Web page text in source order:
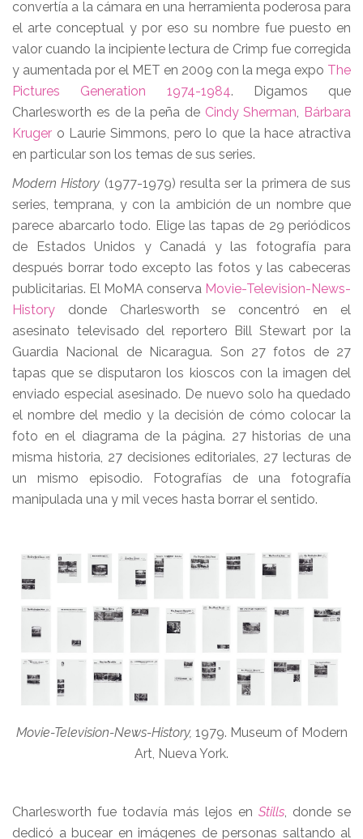
convertía a la cámara en una herramienta poderosa para
el arte conceptual y por eso su nombre fue puesto en
valor cuando la incipiente lectura de Crimp fue corregida
y aumentada por el MET en 2009 con la mega expo The
Pictures Generation 1974-1984. Digamos que
Charlesworth es de la peña de Cindy Sherman, Bárbara
Kruger o Laurie Simmons, pero lo que la hace atractiva
en particular son los temas de sus series.
Modern History (1977-1979) resulta ser la primera de sus
series, temprana, y con la ambición de un nombre que
parece abarcarlo todo. Elige las tapas de 29 periódicos
de Estados Unidos y Canadá y las fotografía para
después borrar todo excepto las fotos y las cabeceras
publicitarias. El MoMA conserva Movie-Television-News-
History donde Charlesworth se concentró en el
asesinato televisado del reportero Bill Stewart por la
Guardia Nacional de Nicaragua. Son 27 fotos de 27
tapas que se disputaron los kioscos con la imagen del
enviado especial asesinado. De nuevo solo ha quedado
el nombre del medio y la decisión de cómo colocar la
foto en el diagrama de la página. 27 historias de una
misma historia, 27 decisiones editoriales, 27 lecturas de
un mismo episodio. Fotografías de una fotografía
manipulada una y mil veces hasta borrar el sentido.
Movie-Television-News-History, 1979. Museum of Modern
Art, Nueva York.
Charlesworth fue todavía más lejos en Stills, donde se
dedicó a bucear en imágenes de personas saltando al